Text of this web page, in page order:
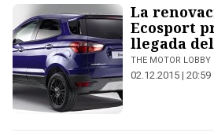
La
Ecosport
llegada
THE MOTOR LOBBY
02.12.2015 | 20:59